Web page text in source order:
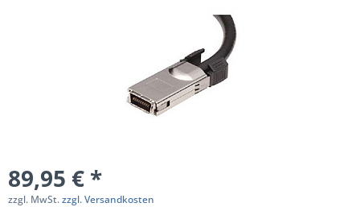
89,95 € *
zzgl. MwSt.zzgl. Versandkosten